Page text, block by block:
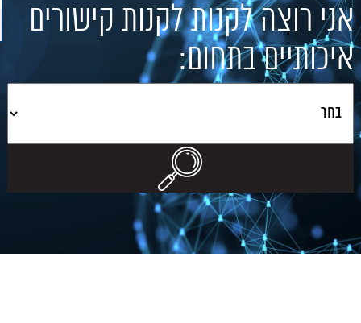
אני רוצה לקנות לקנות קישורים
איכותיים בתחום: